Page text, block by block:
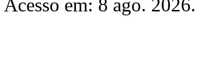
Acesso em: 8 ago. 2026.